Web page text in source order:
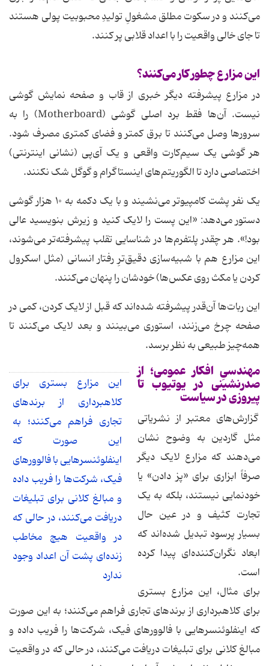
می‌کنند و در سکوت مطلق مشغولِ تولیدِ محبوبیت پولی هستند
تا جای خالی واقعیت را با اعداد قلابی پر کنند.
این مزارع چطور کار می‌کنند؟
در مزارع پیشرفته دیگر خبری از قاب و صفحه نمایش گوشی
نیست. آن‌ها فقط برد اصلی گوشی (Motherboard) را به
سرورها وصل می‌کنند تا برق کمتر و فضای کمتری مصرف شود.
هر گوشی یک سیم‌کارت واقعی و یک آی‌پی (نشانی اینترنتی)
اختصاصی دارد تا الگوریتم‌های اینستاگرام و گوگل شک نکنند.
یک نفر پشت کامپیوتر می‌نشیند و با یک دکمه به ۱۰ هزار گوشی
دستور می‌دهد: «این پست را لایک کنید و زیرش بنویسید عالی
بود!». هر چقدر پلتفرم‌ها در شناسایی تقلب پیشرفته‌تر می‌شوند،
این مزارع هم با شبیه‌سازی دقیق‌ترِ رفتار انسانی (مثل اسکرول
کردن یا مکث روی عکس‌ها) خودشان را پنهان می‌کنند.
این ربات‌ها آن‌قدر پیشرفته شده‌اند که قبل از لایک کردن، کمی در
صفحه چرخ می‌زنند، استوری می‌بینند و بعد لایک می‌کنند تا
همه‌چیز طبیعی به نظر برسد.
این مزارع بستری برای
کلاهبرداری از برندهای
تجاری فراهم می‌کنند؛ به
این صورت که
اینفلوئنسرهایی با فالوورهای
فیک، شرکت‌ها را فریب داده
و مبالغ کلانی برای تبلیغات
دریافت می‌کنند، در حالی که
در واقعیت هیچ مخاطب
زنده‌ای پشت آن اعداد وجود
ندارد
مهندسیِ افکار عمومی؛ از
صدرنشینی در یوتیوب تا
پیروزی در سیاست
گزارش‌های معتبر از نشریاتی
مثل گاردین به وضوح نشان
می‌دهند که مزارع لایک دیگر
صرفاً ابزاری برای «پز دادن» یا
خودنمایی نیستند، بلکه به یک
تجارت کثیف و در عین حال
بسیار پرسود تبدیل شده‌اند که
ابعاد نگران‌کننده‌ای پیدا کرده
است.
برای مثال، این مزارع بستری
برای کلاهبرداری از برندهای تجاری فراهم می‌کنند؛ به این صورت
که اینفلوئنسرهایی با فالوورهای فیک، شرکت‌ها را فریب داده و
مبالغ کلانی برای تبلیغات دریافت می‌کنند، در حالی که در واقعیت